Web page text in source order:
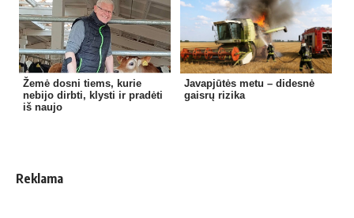
Žemė dosni tiems, kurie
nebijo dirbti, klysti ir pradėti
iš naujo
Javapjūtės metu – didesnė
gaisrų rizika
Reklama